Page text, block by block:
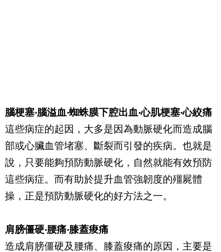
腦梗塞‧腦溢血‧蜘蛛膜下腔出血‧心肌梗塞‧心絞痛
這些病症的起因，大多是因為動脈硬化而造成腦
部或心臟血管堵塞、斷裂而引發的疾病。也就是
說，只要能夠預防動脈硬化，自然就能有效預防
這些病症。而有助於提升血管強韌度的殭屍體
操，正是預防動脈硬化的好方法之一。
肩膀僵硬‧腰痛‧膝蓋痠痛
造成肩膀僵硬及腰痛、膝蓋痠痛的原因，主要是